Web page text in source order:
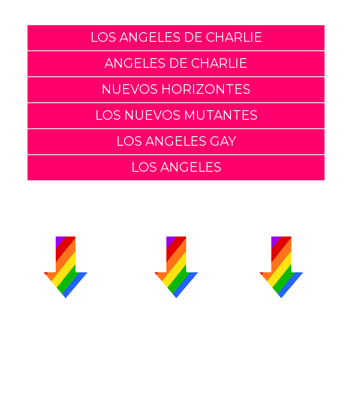
LOS ANGELES DE CHARLIE
ANGELES DE CHARLIE
NUEVOS HORIZONTES
LOS NUEVOS MUTANTES
LOS ANGELES GAY
LOS ANGELES